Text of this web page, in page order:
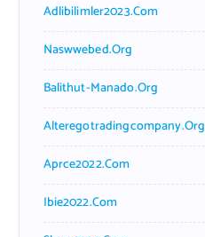
Adlibilimler2023.com
Naswwebed.org
Balithut-Manado.org
Alteregotradingcompany.org
Aprce2022.com
Ibie2022.com